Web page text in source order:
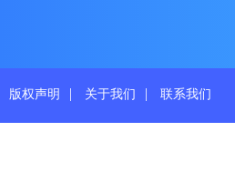
版权声明 | 关于我们 | 联系我们